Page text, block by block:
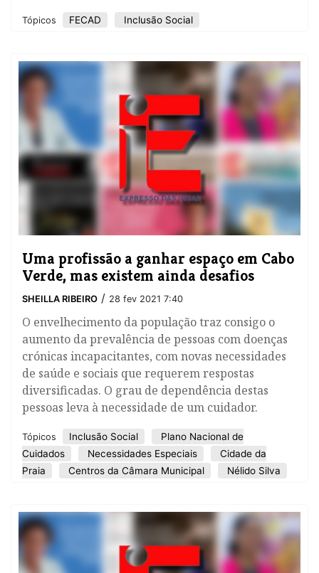
Tópicos FECAD Inclusão Social
Uma profissão a ganhar espaço em Cabo
Verde, mas existem ainda desafios
SHEILLA RIBEIRO / 28 fev 2021 7:40
O envelhecimento da população traz consigo o
aumento da prevalência de pessoas com doenças
crónicas incapacitantes, com novas necessidades
de saúde e sociais que requerem respostas
diversificadas. O grau de dependência destas
pessoas leva à necessidade de um cuidador.
Tópicos Inclusão Social
Plano Nacional de
Cuidados
Necessidades Especiais
Cidade da
Praia
Centros da Câmara Municipal Nélido Silva